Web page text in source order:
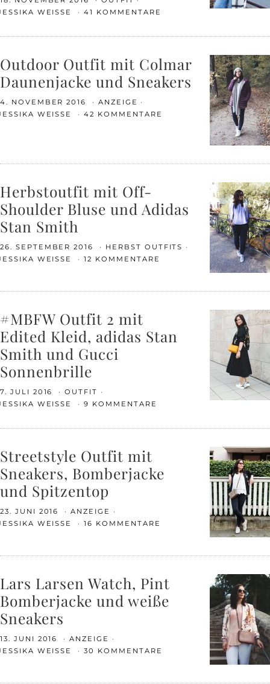
WEISSE
41 KOMMENTARE
Outdoor Outfit mit Colmar
Daunenjacke und Sneakers
4. NOVEMBER 2016
ANZEIGE
WEISSE
42 KOMMENTARE
Herbstoutfit mit Off-
Shoulder Bluse und Adidas
Stan Smith
26. SEPTEMBER 2016
HERBST OUTFITS
WEISSE
12 KOMMENTARE
#MBFW Outfit 2 mit
Edited Kleid, adidas Stan
Smith und Gucci
Sonnenbrille
7. JULI 2016
OUTFIT
WEISSE
9 KOMMENTARE
Streetstyle Outfit mit
Sneakers, Bomberjacke
und Spitzentop
23. JUNI 2016
ANZEIGE
WEISSE
16 KOMMENTARE
Lars Larsen Watch, Pint
Bomberjacke und weiße
Sneakers
13. JUNI 2016
ANZEIGE
WEISSE
30 KOMMENTARE